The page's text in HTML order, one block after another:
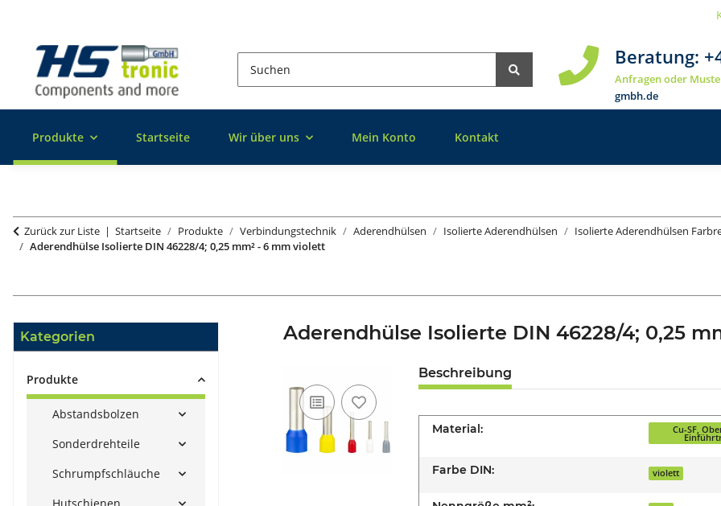
Beratung:
Anfragen oder
gmbh.de
Produkte Startseite Wir über uns Mein Konto Kontakt
Zurück zur Liste Startseite Produkte Verbindungstechnik Aderendhülsen Isolierte Aderendhülsen
Isolierte Aderendhülsen
Aderendhülse Isolierte DIN 46228/4; 0,25 mm² - 6 mm violett
Aderendhülse Isolierte DIN 46228/4; 0,25
Beschreibung
Material: Cu-SF,
Farbe DIN: violett
Kategorien
Produkte
Abstandsbolzen
Sonderdrehteile
Schrumpfschläuche